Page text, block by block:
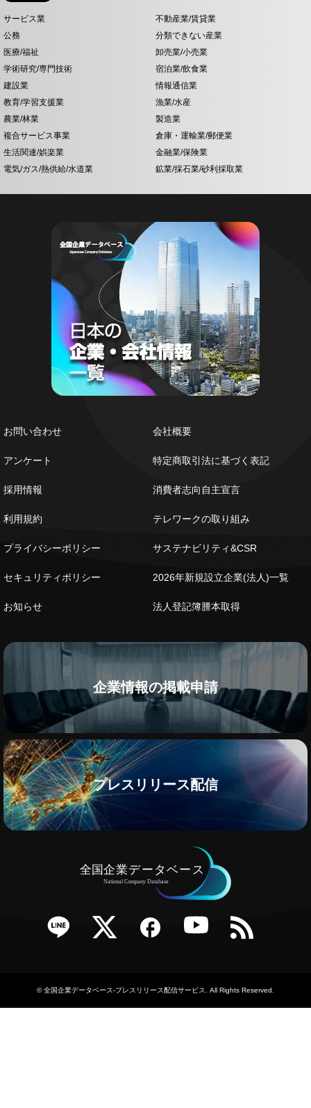
サービス業
不動産業/賃貸業
公務
分類できない産業
医療/福祉
卸売業/小売業
学術研究/専門技術
宿泊業/飲食業
建設業
情報通信業
教育/学習支援業
漁業/水産
農業/林業
製造業
複合サービス事業
倉庫・運輸業/郵便業
生活関連/娯楽業
金融業/保険業
電気/ガス/熱供給/水道業
鉱業/採石業/砂利採取業
お問い合わせ
アンケート
採用情報
利用規約
プライバシーポリシー
セキュリティポリシー
お知らせ
会社概要
特定商取引法に基づく表記
消費者志向自主宣言
テレワークの取り組み
サステナビリティ&CSR
2026年新規設立企業(法人)一覧
法人登記簿謄本取得
企業情報の掲載申請
プレスリリース配信
Twitter Facebook YouTube RSS
©全国企業データベース-プレスリリース配信サービス. All Rights Reserved.